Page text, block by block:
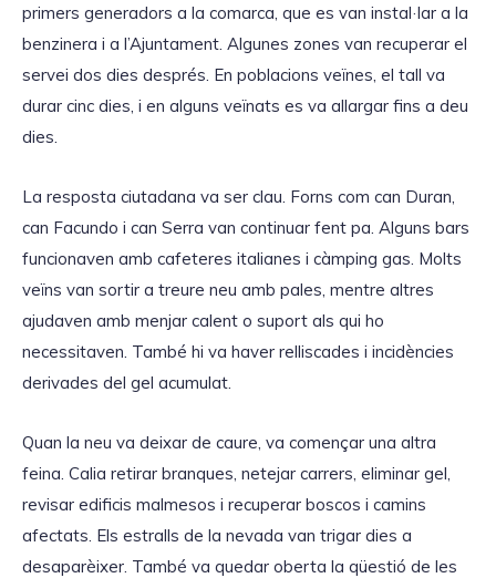
primers generadors a la comarca, que es van instal·lar a la
benzinera i a l’Ajuntament. Algunes zones van recuperar el
servei dos dies després. En poblacions veïnes, el tall va
durar cinc dies, i en alguns veïnats es va allargar fins a deu
dies.
La resposta ciutadana va ser clau. Forns com can Duran,
can Facundo i can Serra van continuar fent pa. Alguns bars
funcionaven amb cafeteres italianes i càmping gas. Molts
veïns van sortir a treure neu amb pales, mentre altres
ajudaven amb menjar calent o suport als qui ho
necessitaven. També hi va haver relliscades i incidències
derivades del gel acumulat.
Quan la neu va deixar de caure, va començar una altra
feina. Calia retirar branques, netejar carrers, eliminar gel,
revisar edificis malmesos i recuperar boscos i camins
afectats. Els estralls de la nevada van trigar dies a
desaparèixer. També va quedar oberta la qüestió de les